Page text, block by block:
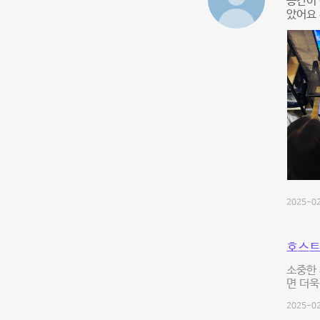
았어요
2025-
호스
소중한
면 더
2025-